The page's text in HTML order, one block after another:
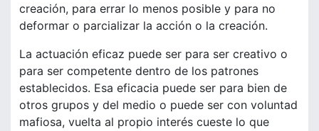
creación, para errar lo menos posible y para no
deformar o parcializar la acción o la creación.
La actuación eficaz puede ser para ser creativo o
para ser competente dentro de los patrones
establecidos. Esa eficacia puede ser para bien de
otros grupos y del medio o puede ser con voluntad
mafiosa, vuelta al propio interés cueste lo que